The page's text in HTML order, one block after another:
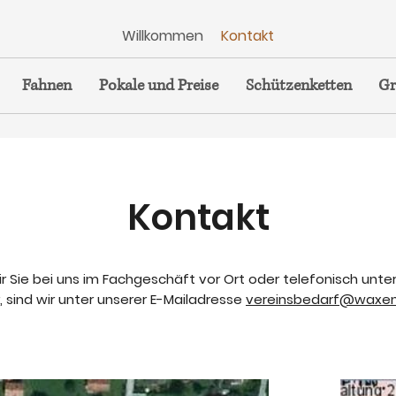
Willkommen Kontakt
Fahnen Pokale und Preise Schützenketten
Kontakt
Sie bei uns im Fachgeschäft vor Ort oder telefonisch
sind wir unter unserer E-Mailadresse